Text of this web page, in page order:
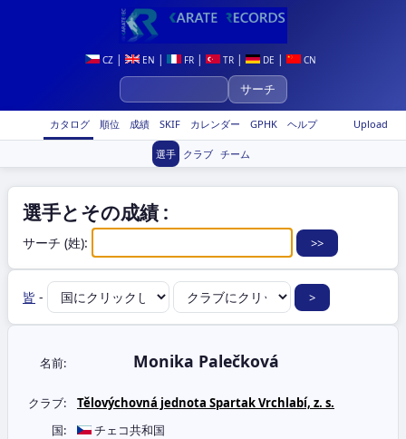
CZ| EN | FR| TR| DE | CN
Upload
カタログ 順位 成績 SKIF カレンダー GPHK ヘルプ
選手 クラブ チーム
選手とその成績 :
サーチ (姓):
皆 -
名前: Monika Palečková
クラブ:
Tělovýchovná jednota Spartak Vrchlabí, z. s.
国:
チェコ共和国